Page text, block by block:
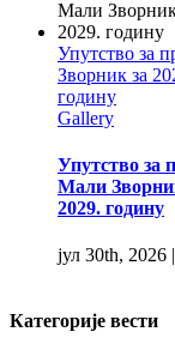
Упутство за
Зворник за
годину
Gallery
Упутство за
Мали
2029. годину
јул 30th, 2026 |
Категорије вести